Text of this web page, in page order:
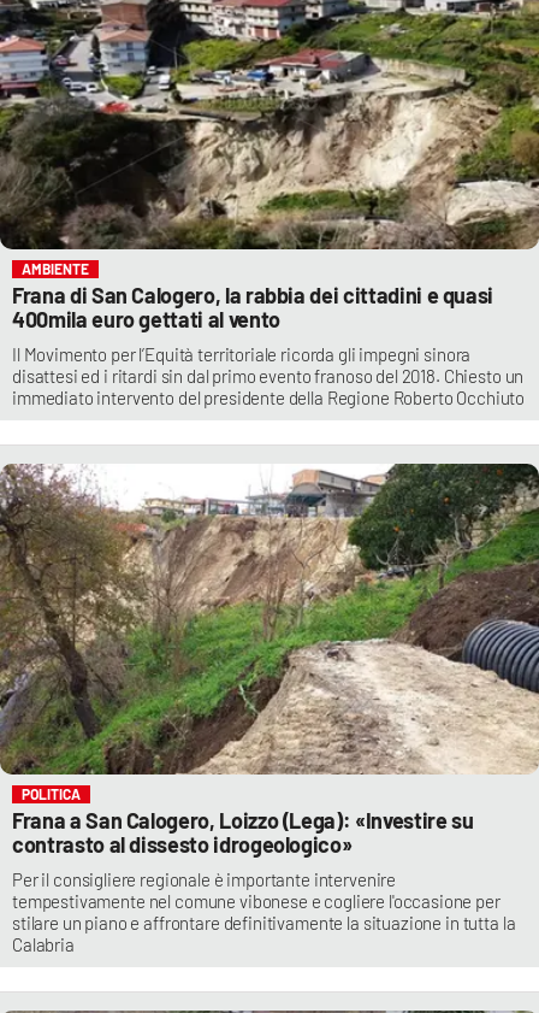
AMBIENTE
Frana di San Calogero, la rabbia dei cittadini e quasi
400mila euro gettati al vento
Il Movimento per l’Equità territoriale ricorda gli impegni sinora
disattesi ed i ritardi sin dal primo evento franoso del 2018. Chiesto un
immediato intervento del presidente della Regione Roberto Occhiuto
POLITICA
Frana a San Calogero, Loizzo (Lega): «Investire su
contrasto al dissesto idrogeologico»
Per il consigliere regionale è importante intervenire
tempestivamente nel comune vibonese e cogliere l'occasione per
stilare un piano e affrontare definitivamente la situazione in tutta la
Calabria